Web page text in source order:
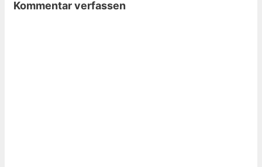
Kommentar verfassen